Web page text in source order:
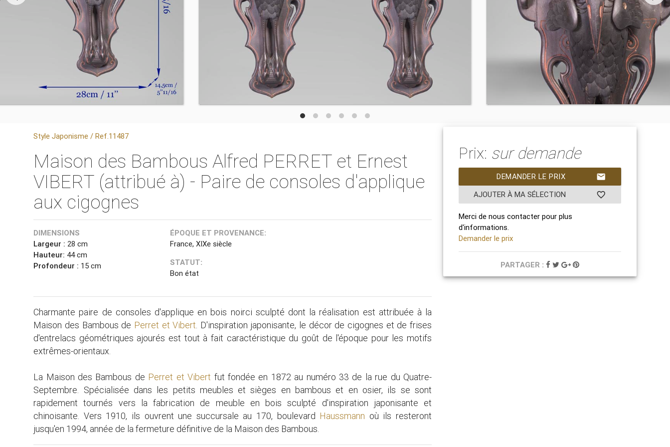
Style Japonisme / Ref.11487
Maison des Bambous Alfred PERRET et Ernest
VIBERT (attribué à) - Paire de consoles d'applique
aux cigognes
DIMENSIONS
Largeur : 28 cm
Hauteur: 44 cm
Profondeur : 15 cm
ÉPOQUE ET PROVENANCE:
France, XIXe siècle
STATUT:
Bon état
Charmante paire de consoles d'applique en bois noirci sculpté dont la réalisation est attribuée à la
Maison des Bambous de Perret et Vibert. D'inspiration japonisante, le décor de cigognes et de frises
d'entrelacs géométriques ajourés est tout à fait caractéristique du goût de l'époque pour les motifs
extrêmes-orientaux.
La Maison des Bambous de Perret et Vibert fut fondée en 1872 au numéro 33 de la rue du Quatre-
Septembre. Spécialisée dans les petits meubles et sièges en bambous et en osier, ils se sont
rapidement tournés vers la fabrication de meuble en bois sculpté d'inspiration japonisante et
chinoisante. Vers 1910, ils ouvrent une succursale au 170, boulevard Haussmann où ils resteront
jusqu'en 1994, année de la fermeture définitive de la Maison des Bambous.
Prix: sur demande
mail
DEMANDER LE PRIX
favorite_border
AJOUTER À MA SÉLECTION
Merci de nous contacter pour plus
d'informations.
Demander le prix
PARTAGER :